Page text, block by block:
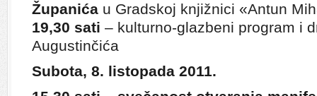
Županića u Gradskoj knjižnici «Antun
19,30 sati – kulturno-glazbeni program i
Augustinčića
Subota, 8. listopada 2011.